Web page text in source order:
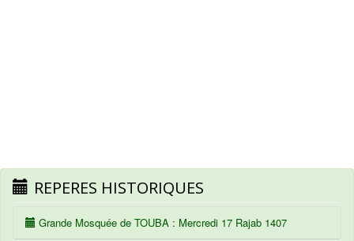
REPERES HISTORIQUES
Grande Mosquée de TOUBA : Mercredi 17 Rajab 1407